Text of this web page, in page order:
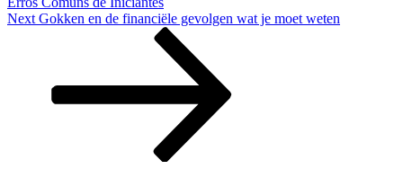
Next
Next Gokken en de financiële gevolgen wat je moet weten